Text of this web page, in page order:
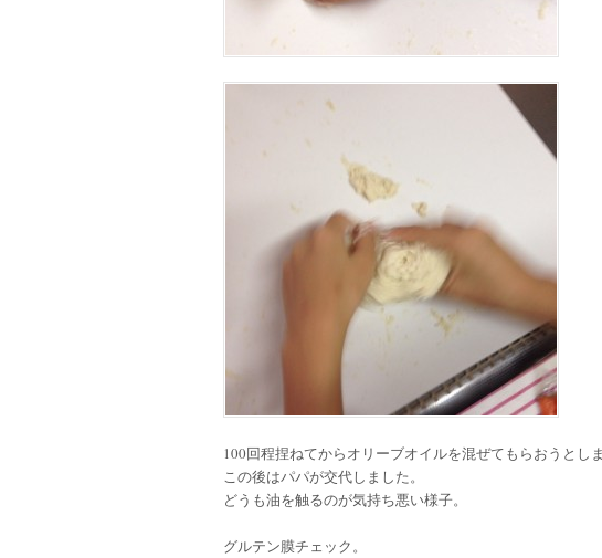
100回程捏ねてからオリーブオイルを混ぜてもらおうと
この後はパパが交代しました。
どうも油を触るのが気持ち悪い様子。
グルテン膜チェック。